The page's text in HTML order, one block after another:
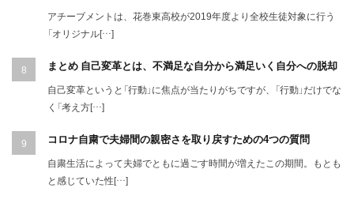
アチーブメントは、花巻東高校が2019年度より全校生徒対象に行う
「オリジナル[…]
まとめ 自己変革とは、不満足な自分から満足いく自分への脱却
自己変革というと「行動」に焦点が当たりがちですが、「行動」だけでな
く「考え方[…]
コロナ自粛で夫婦間の親密さを取り戻すための4つの質問
自粛生活によって夫婦でともに過ごす時間が増えたこの期間。もとも
と感じていた性[…]